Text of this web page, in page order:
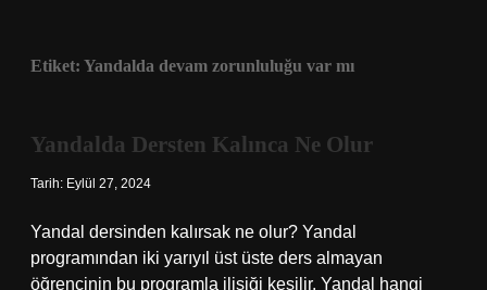
Etiket: Yandalda devam zorunluluğu var mı
Yandalda Dersten Kalınca Ne Olur
Tarih: Eylül 27, 2024
Yandal dersinden kalırsak ne olur? Yandal
programından iki yarıyıl üst üste ders almayan
öğrencinin bu programla ilişiği kesilir. Yandal hangi